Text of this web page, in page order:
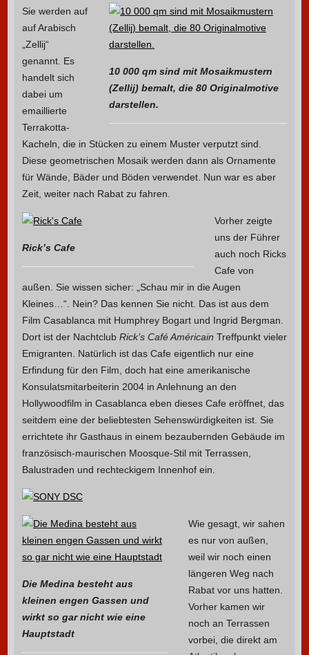
10 000 qm sind mit Mosaikmustern
(Zellij) bemalt, die 80 Originalmotive
darstellen.
Sie werden auf
auf Arabisch
„Zellij“
genannt. Es
handelt sich
dabei um
emaillierte
Terrakotta-
Kacheln, die in Stücken zu einem Muster verputzt sind.
Diese geometrischen Mosaik werden dann als Ornamente
für Wände, Bäder und Böden verwendet. Nun war es aber
Zeit, weiter nach Rabat zu fahren.
Rick’s Cafe
Vorher zeigte
uns der Führer
auch noch Ricks
Cafe von
außen. Sie wissen sicher: „Schau mir in die Augen
Kleines…“. Nein? Das kennen Sie nicht. Das ist aus dem
Film Casablanca mit Humphrey Bogart und Ingrid Bergman.
Dort ist der Nachtclub Rick’s Café Américain Treffpunkt vieler
Emigranten. Natürlich ist das Cafe eigentlich nur eine
Erfindung für den Film, doch hat eine amerikanische
Konsulatsmitarbeiterin 2004 in Anlehnung an den
Hollywoodfilm in Casablanca eben dieses Cafe eröffnet, das
seitdem eine der beliebtesten Sehenswürdigkeiten ist. Sie
errichtete ihr Gasthaus in einem bezaubernden Gebäude im
französisch-maurischen Moosque-Stil mit Terrassen,
Balustraden und rechteckigem Innenhof ein.
Die Medina besteht aus
kleinen engen Gassen und
wirkt so gar nicht wie eine
Hauptstadt
Wie gesagt, wir sahen
es nur von außen,
weil wir noch einen
längeren Weg nach
Rabat vor uns hatten.
Vorher kamen wir
noch an Terrassen
vorbei, die direkt am